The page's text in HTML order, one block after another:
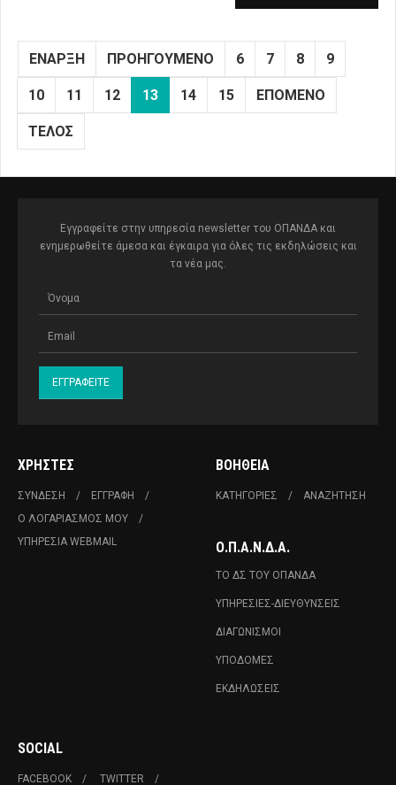
ΈΝΑΡΞΗ ΠΡΟΗΓΟΎΜΕΝΟ 6 7 8 9
10 11 12 13 14 15 ΕΠΌΜΕΝΟ
ΤΈΛΟΣ
Εγγραφείτε στην υπηρεσία newsletter του ΟΠΑΝΔΑ και
ενημερωθείτε άμεσα και έγκαιρα για όλες τις εκδηλώσεις και
τα νέα μας.
ΧΡΉΣΤΕΣ
ΣΎΝΔΕΣΗ
ΕΓΓΡΑΦΉ
Ο ΛΟΓΑΡΙΑΣΜΌΣ ΜΟΥ
ΥΠΗΡΕΣΊΑ WEBMAIL
ΒΟΉΘΕΙΑ
ΚΑΤΗΓΟΡΊΕΣ ΑΝΑΖΉΤΗΣΗ
Ο.Π.Α.Ν.Δ.Α.
ΤΟ ΔΣ ΤΟΥ ΟΠΑΝΔΑ
ΥΠΗΡΕΣΊΕΣ-ΔΙΕΥΘΎΝΣΕΙΣ
ΔΙΑΓΩΝΙΣΜΟΊ
ΥΠΟΔΟΜΈΣ
ΕΚΔΗΛΏΣΕΙΣ
SOCIAL
FACEBOOK TWITTER